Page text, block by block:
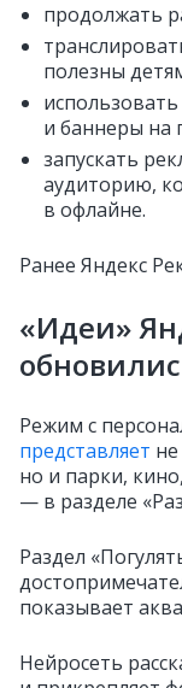
продолжать
полезны
и баннеры на
запускать
аудиторию,
в офлайне.
Ранее Яндекс
«Идеи»
Режим с
представляет
но и парки,
— в разделе
Раздел
показывает
Нейросеть